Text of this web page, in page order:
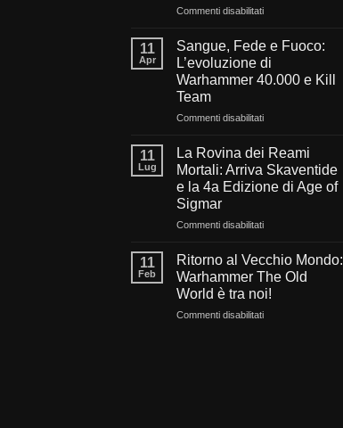
Commenti disabilitatisu
l’oscurità
del
millennio:
Cosa
aspetta
futuro
Warhammer
40.000?
11
Apr
Sangue, Fede e Fuoco:
L’evoluzione di
Warhammer 40.000 e Kill
Team
Commenti disabilitatisu
Fede
Fuoco:
L’evoluzione
Warhammer
Team
11
Lug
La Rovina dei Reami
Mortali: Arriva Skaventide
e la 4a Edizione di Age of
Sigmar
Commenti disabilitatisu
Rovina
dei
Reami
Mortali:
Arriva
11
Feb
Ritorno al Vecchio Mondo:
Warhammer The Old
World è tra noi!
Commenti disabilitatisu